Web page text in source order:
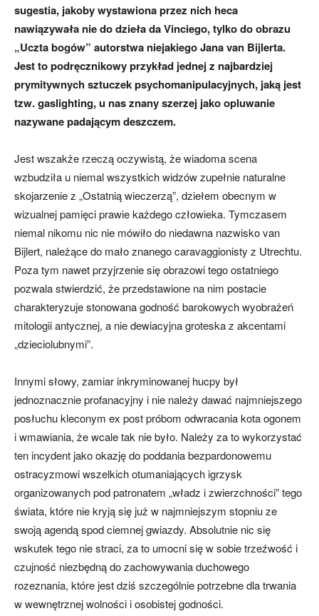
sugestia, jakoby wystawiona przez nich heca
nawiązywała nie do dzieła da Vinciego, tylko do obrazu
„Uczta bogów” autorstwa niejakiego Jana van Bijlerta.
Jest to podręcznikowy przykład jednej z najbardziej
prymitywnych sztuczek psychomanipulacyjnych, jaką jest
tzw. gaslighting, u nas znany szerzej jako opluwanie
nazywane padającym deszczem.
Jest wszakże rzeczą oczywistą, że wiadoma scena
wzbudziła u niemal wszystkich widzów zupełnie naturalne
skojarzenie z „Ostatnią wieczerzą”, dziełem obecnym w
wizualnej pamięci prawie każdego człowieka. Tymczasem
niemal nikomu nic nie mówiło do niedawna nazwisko van
Bijlert, należące do mało znanego caravaggionisty z Utrechtu.
Poza tym nawet przyjrzenie się obrazowi tego ostatniego
pozwala stwierdzić, że przedstawione na nim postacie
charakteryzuje stonowana godność barokowych wyobrażeń
mitologii antycznej, a nie dewiacyjna groteska z akcentami
„dzieciolubnymi”.
Innymi słowy, zamiar inkryminowanej hucpy był
jednoznacznie profanacyjny i nie należy dawać najmniejszego
posłuchu kleconym ex post próbom odwracania kota ogonem
i wmawiania, że wcale tak nie było. Należy za to wykorzystać
ten incydent jako okazję do poddania bezpardonowemu
ostracyzmowi wszelkich otumaniających igrzysk
organizowanych pod patronatem „władz i zwierzchności” tego
świata, które nie kryją się już w najmniejszym stopniu ze
swoją agendą spod ciemnej gwiazdy. Absolutnie nic się
wskutek tego nie straci, za to umocni się w sobie trzeźwość i
czujność niezbędną do zachowywania duchowego
rozeznania, które jest dziś szczególnie potrzebne dla trwania
w wewnętrznej wolności i osobistej godności.